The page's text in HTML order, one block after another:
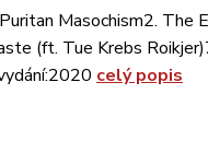
Masochism2. The
(ft. Tue Krebs
celý popis